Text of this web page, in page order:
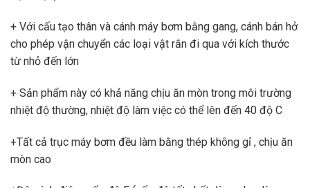
+ Với cấu tạo thân và cánh máy bơm bằng gang, cánh bán hở
cho phép vận chuyển các loại vật rắn đi qua với kích thước
từ nhỏ đến lớn
+ Sản phẩm này có khả năng chịu ăn mòn trong môi trường
nhiệt độ thường, nhiệt độ làm việc có thể lên đến 40 độ C
+Tất cả trục máy bơm đều làm bằng thép không gỉ , chịu ăn
mòn cao